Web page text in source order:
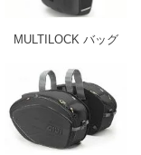
MULTILOCK バッグ